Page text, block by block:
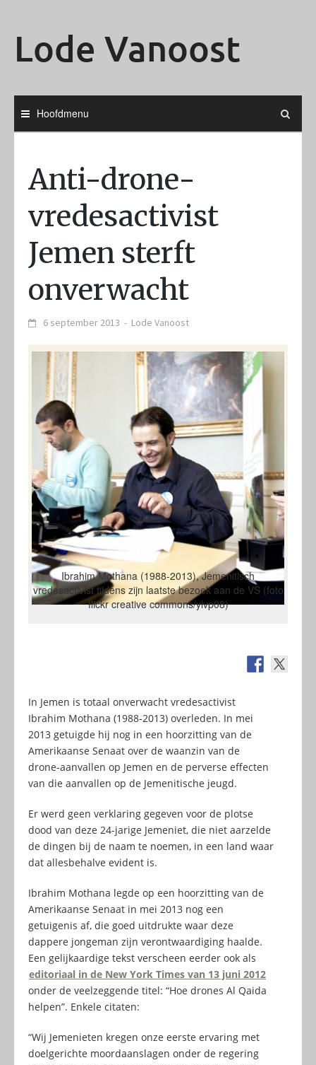
Lode Vanoost
Hoofdmenu
Anti-drone-
vredesactivist
Jemen sterft
onverwacht
6 september 2013 - Lode Vanoost
Ibrahim Mothana (1988-2013), Jemenitisch
vredesactivist tijdens zijn laatste bezoek aan de VS (foto
flickr creative commons/ylvp08)
In Jemen is totaal onverwacht vredesactivist
Ibrahim Mothana (1988-2013) overleden. In mei
2013 getuigde hij nog in een hoorzitting van de
Amerikaanse Senaat over de waanzin van de
drone-aanvallen op Jemen en de perverse effecten
van die aanvallen op de Jemenitische jeugd.
Er werd geen verklaring gegeven voor de plotse
dood van deze 24-jarige Jemeniet, die niet aarzelde
de dingen bij de naam te noemen, in een land waar
dat allesbehalve evident is.
Ibrahim Mothana legde op een hoorzitting van de
Amerikaanse Senaat in mei 2013 nog een
getuigenis af, die goed uitdrukte waar deze
dappere jongeman zijn verontwaardiging haalde.
Een gelijkaardige tekst verscheen eerder ook als
editoriaal in de New York Times van 13 juni 2012
onder de veelzeggende titel: “Hoe drones Al Qaida
helpen”. Enkele citaten:
“Wij Jemenieten kregen onze eerste ervaring met
doelgerichte moordaanslagen onder de regering